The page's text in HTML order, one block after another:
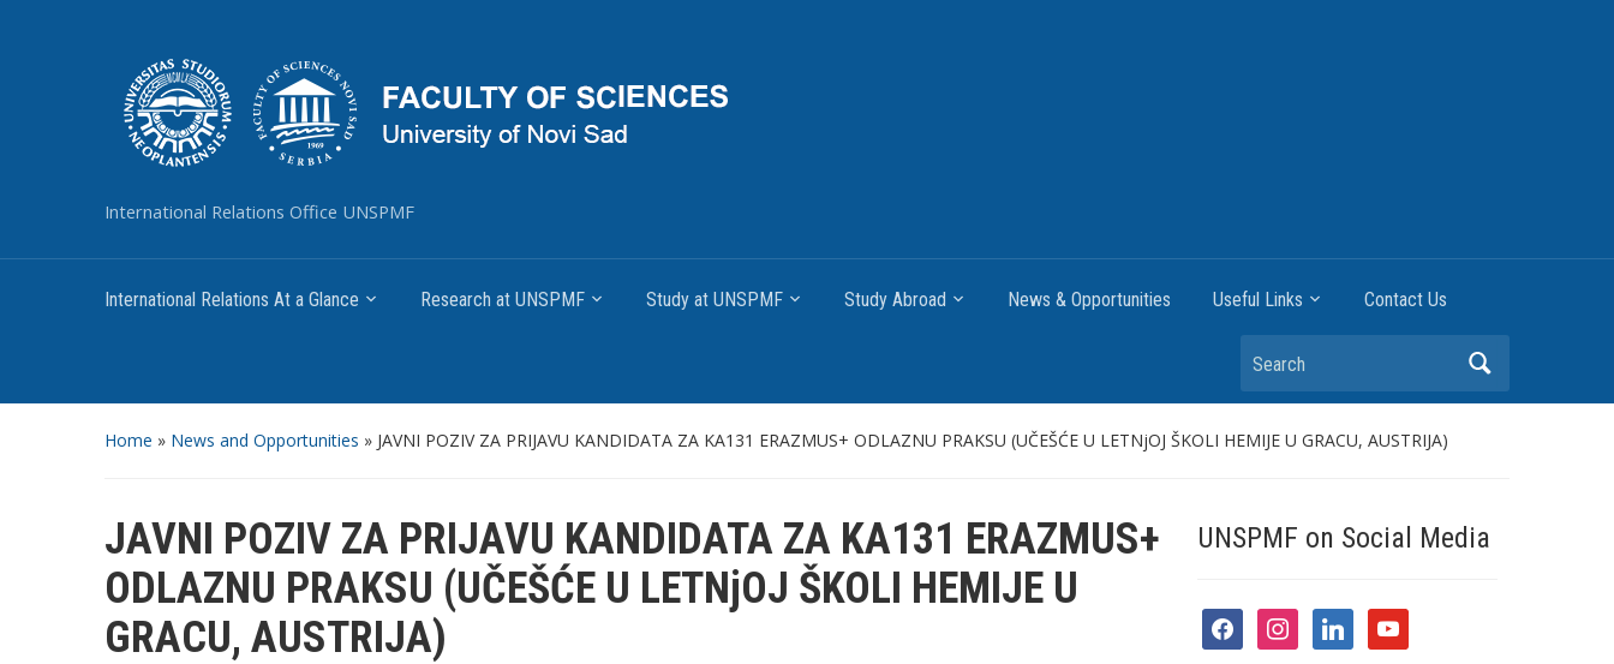
International Relations Office UNSPMF
International Relations At a Glance Research at UNSPMF Study at UNSPMF Study Abroad News & Opportunities Useful Links Contact Us
Search
Home » News and Opportunities » JAVNI POZIV ZA PRIJAVU KANDIDATA ZA KA131 ERAZMUS+ ODLAZNU PRAKSU (UČEŠĆE U LETNjOJ ŠKOLI HEMIJE U GRACU, AUSTRIJA)
JAVNI POZIV ZA PRIJAVU KANDIDATA ZA KA131 ERAZMUS+
ODLAZNU PRAKSU (UČEŠĆE U LETNjOJ ŠKOLI HEMIJE U
GRACU, AUSTRIJA)
UNSPMF on Social Media
facebookinstagramlinkedinyoutube